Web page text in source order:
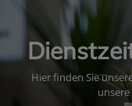
Hier finden Sie